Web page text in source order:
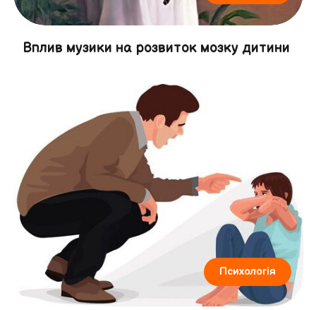
Вплив музики на розвиток мозку дитини
Психологія